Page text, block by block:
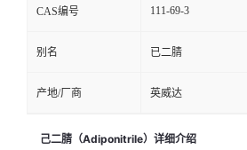
CAS编号 111-69-3
别名 已二腈
产地/厂商 英威达
己二腈（Adiponitrile）详细介绍